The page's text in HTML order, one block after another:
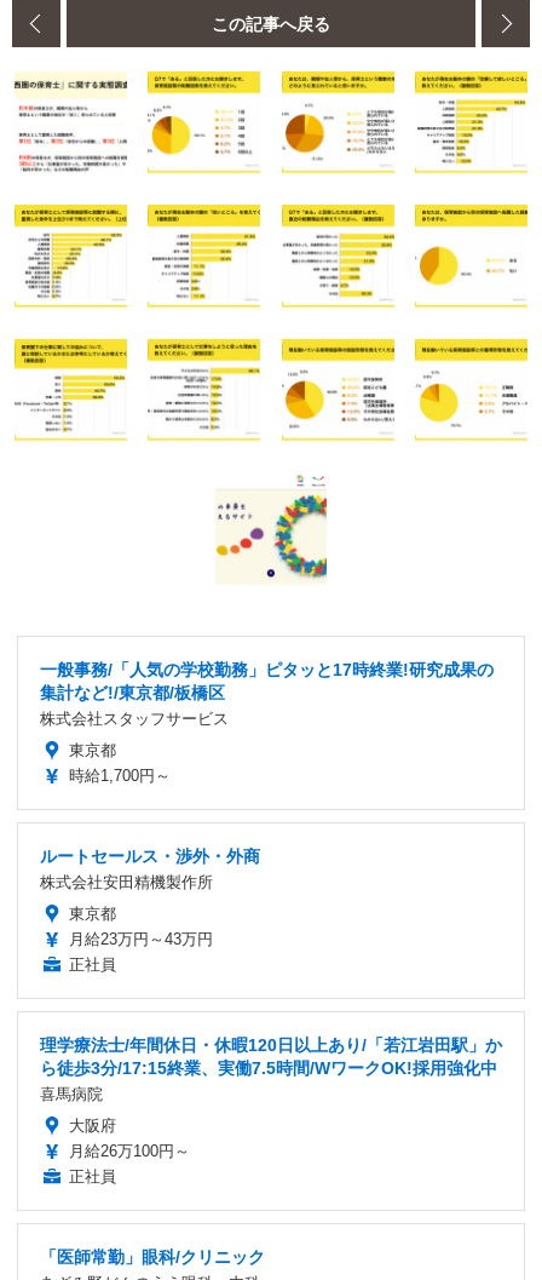
この記事へ戻る
一般事務/「人気の学校勤務」ピタッと17時終業!研究成果の
集計など!/東京都/板橋区
株式会社スタッフサービス
東京都
時給1,700円～
ルートセールス・渉外・外商
株式会社安田精機製作所
東京都
月給23万円～43万円
正社員
理学療法士/年間休日・休暇120日以上あり/「若江岩田駅」か
ら徒歩3分/17:15終業、実働7.5時間/WワークOK!採用強化中
喜馬病院
大阪府
月給26万100円～
正社員
「医師常勤」眼科/クリニック